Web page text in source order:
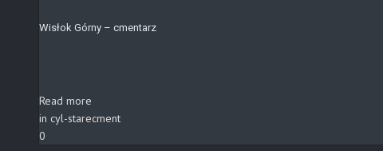
Wisłok Górny – cmentarz
Read more
in cyl-starecment
0